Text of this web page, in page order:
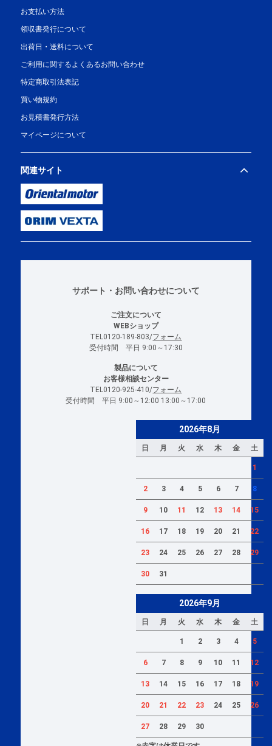
お支払い方法
領収書発行について
出荷日・送料について
ご利用に関するよくあるお問い合わせ
特定商取引法表記
買い物規約
お見積書発行方法
マイページについて
関連サイト
サポート・お問い合わせについて
ご注文について
WEBショップ
TEL0120-189-803/フォーム
受付時間 平日 9:00～17:30
製品について
お客様相談センター
TEL0120-925-410/フォーム
受付時間 平日 9:00～12:00 13:00～17:00
2026年8月
日 月 火 水 木 金 土
1
2 3 4 5 6 7 8
9 10 11 12 13 14 15
16 17 18 19 20 21 22
23 24 25 26 27 28 29
30 31
2026年9月
日 月 火 水 木 金 土
1 2 3 4 5
6 7 8 9 10 11 12
13 14 15 16 17 18 19
20 21 22 23 24 25 26
27 28 29 30